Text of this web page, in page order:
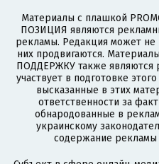
Материалы с плашкой
ПОЗИЦИЯ являются
рекламы. Редакция может не
них продвигаются.
ПОДДЕРЖКУ также являются
участвует в подготовке
высказанные в этих
ответственности за
обнародованные в
украинскому
содержание рекламы